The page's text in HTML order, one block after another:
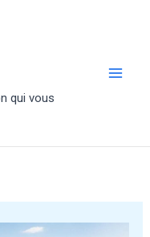
qui vous